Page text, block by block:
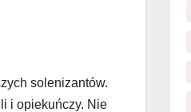
solenizantów.
i opiekuńczy. Nie